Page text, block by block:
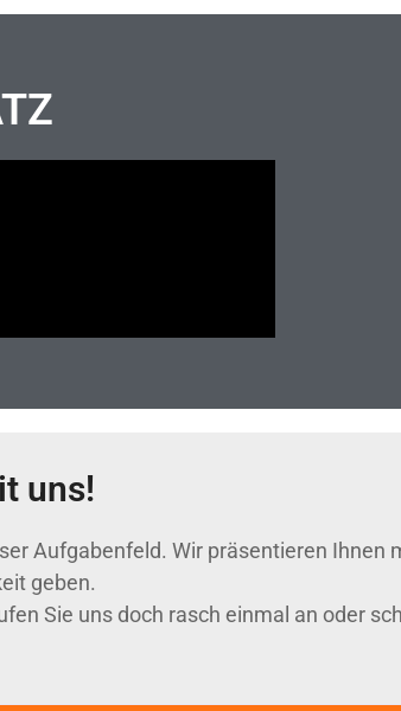
uns!
Aufgabenfeld. Wir präsentieren Ihnen
geben.
Sie uns doch rasch einmal an oder